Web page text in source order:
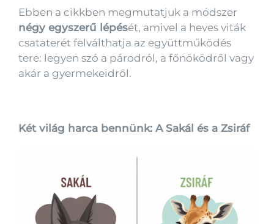
Ebben a cikkben megmutatjuk a módszer
négy egyszerű lépését, amivel a heves viták
csataterét felválthatja az együttműködés
tere: legyen szó a párodról, a főnöködről vagy
akár a gyermekeidről.
Két világ harca bennünk: A Sakál és a Zsiráf